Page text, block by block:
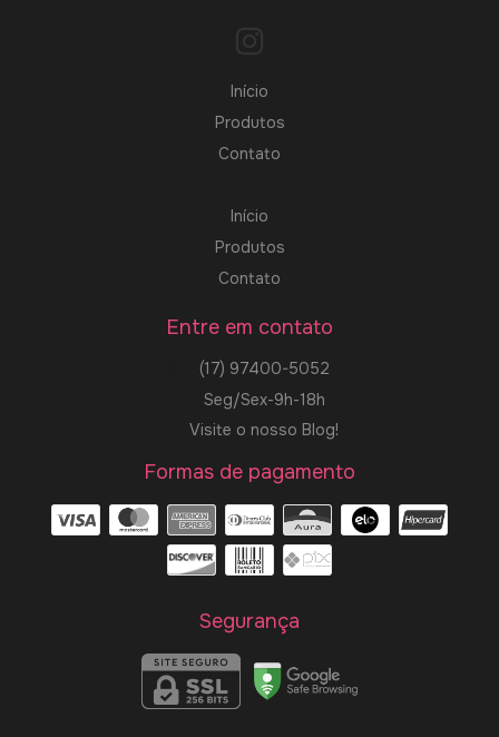
Início
Produtos
Contato
Início
Produtos
Contato
Entre em contato
(17) 97400-5052
Seg/Sex-9h-18h
Visite o nosso Blog!
Formas de pagamento
Segurança